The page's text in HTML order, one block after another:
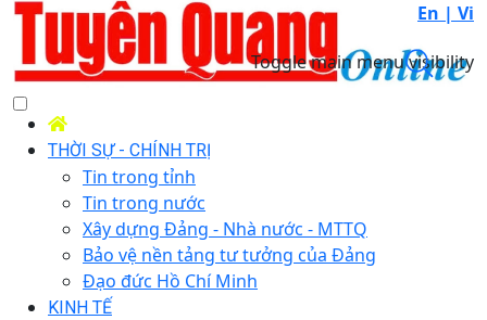
En | Vi
Toggle main menu visibility
THỜI SỰ - CHÍNH TRỊ
Tin trong tỉnh
Tin trong nước
Xây dựng Đảng - Nhà nước - MTTQ
Bảo vệ nền tảng tư tưởng của Đảng
Đạo đức Hồ Chí Minh
KINH TẾ